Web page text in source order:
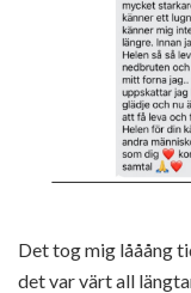
Det tog mig lååång
det var värt all